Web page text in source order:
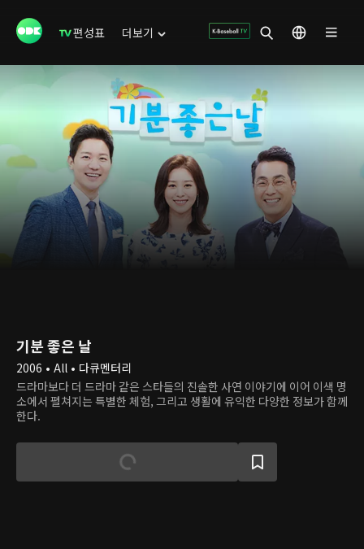
편성표 더보기
기분 좋은 날
2006 • All • 다큐멘터리
드라마보다 더 드라마 같은 스타들의 진솔한 사연 이야기에 이어 이색 명
소에서 펼쳐지는 특별한 체험, 그리고 생활에 유익한 다양한 정보가 함께
한다.